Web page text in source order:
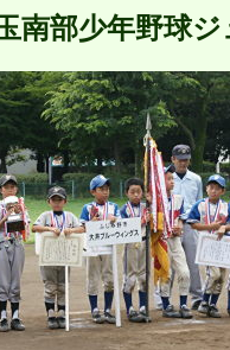
南部少年野球